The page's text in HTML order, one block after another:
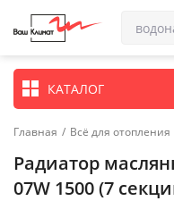
КАТАЛОГ
Главная / Всё для отопления
Радиатор
07W 1500 (7